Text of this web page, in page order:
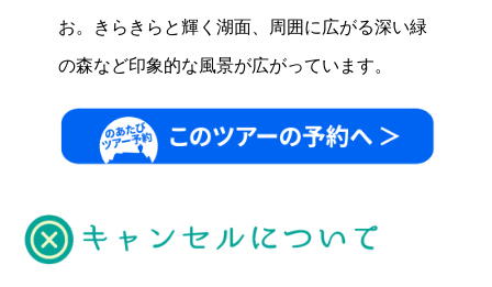
お。きらきらと輝く湖面、周囲に広がる深い緑
の森など印象的な風景が広がっています。